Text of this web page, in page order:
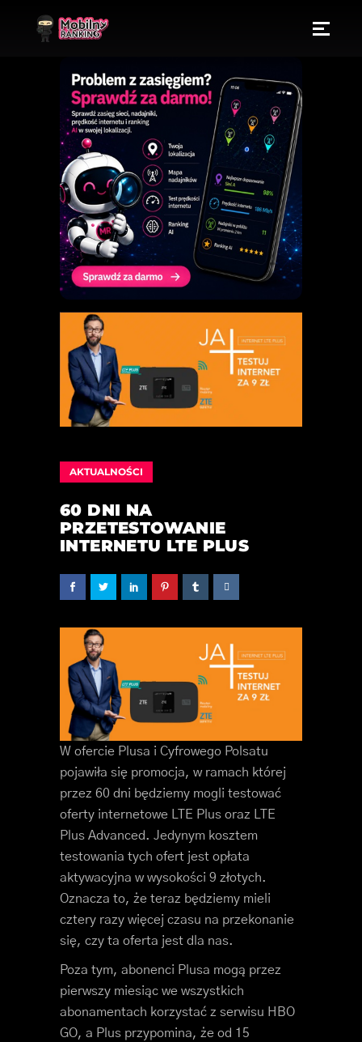
AKTUALNOŚCI
60 DNI NA
PRZETESTOWANIE
INTERNETU LTE PLUS
W ofercie Plusa i Cyfrowego Polsatu
pojawiła się promocja, w ramach której
przez 60 dni będziemy mogli testować
oferty internetowe LTE Plus oraz LTE
Plus Advanced. Jedynym kosztem
testowania tych ofert jest opłata
aktywacyjna w wysokości 9 złotych.
Oznacza to, że teraz będziemy mieli
cztery razy więcej czasu na przekonanie
się, czy ta oferta jest dla nas.
Poza tym, abonenci Plusa mogą przez
pierwszy miesiąc we wszystkich
abonamentach korzystać z serwisu HBO
GO, a Plus przypomina, że od 15